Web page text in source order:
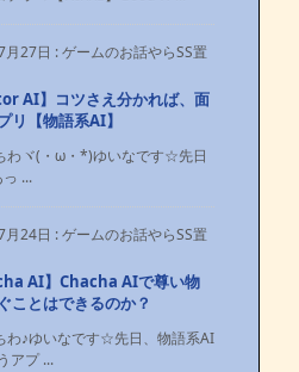
月27日 :ゲームのお話やらSS置
AI】コツさえ分かれば、面
リ【物語系AI】
わヾ(・ω・*)ゆいなです☆先日
...
月24日 :ゲームのお話やらSS置
AI】Chacha AIで尊い物
ことはできるのか？
わ♪ゆいなです☆先日、物語系AI
アプ ...